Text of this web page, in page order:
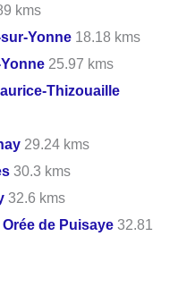
kms
Yonne 18.18 kms
25.97 kms
Thizouaille
29.24 kms
30.3 kms
32.6 kms
de Puisaye 32.81